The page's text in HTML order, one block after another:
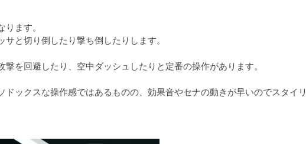
ます。
と切り倒したり撃ち倒したりします。
を回避したり、空中ダッシュしたりと定番の操作があります。
ドックスな操作感ではあるものの、効果音やセナの動きが早いのでスタイ